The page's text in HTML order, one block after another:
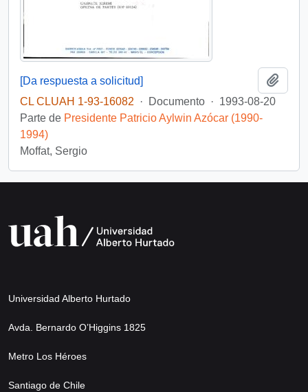
[Da respuesta a solicitud]
CL CLUAH 1-93-16082
· Documento · 1993-08-20
Parte de Presidente Patricio Aylwin Azócar (1990-
1994)
Moffat, Sergio
Universidad Alberto Hurtado
Avda. Bernardo O’Higgins 1825
Metro Los Héroes
Santiago de Chile